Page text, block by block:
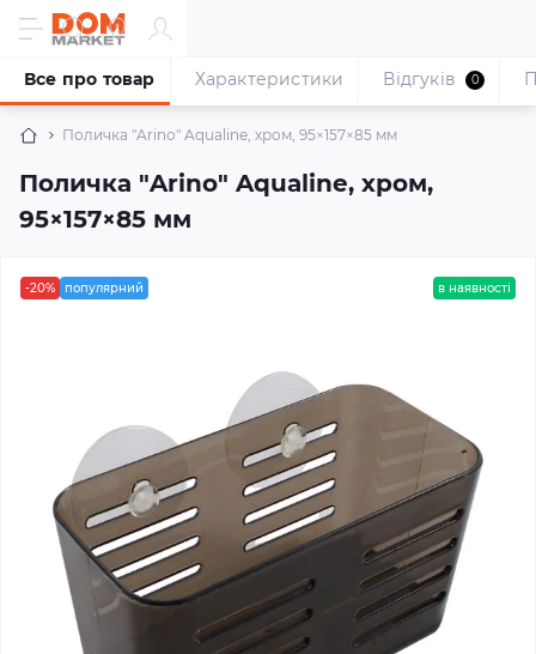
Поличка "Arino" Aqualine, хром, 95×157×85 мм
Поличка "Arino" Aqualine, хром,
95×157×85 мм
Все про товар Характеристики Відгуків 0
-20% популярний в наявності